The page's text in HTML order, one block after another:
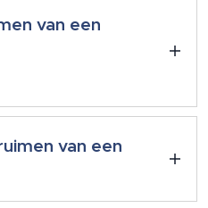
van een
een woning of
en
de volgende
van een